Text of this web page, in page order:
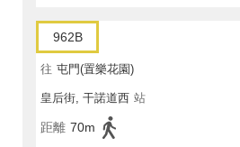
962B
往 屯門(置樂花園)
皇后街, 干諾道西 站
距離 70m